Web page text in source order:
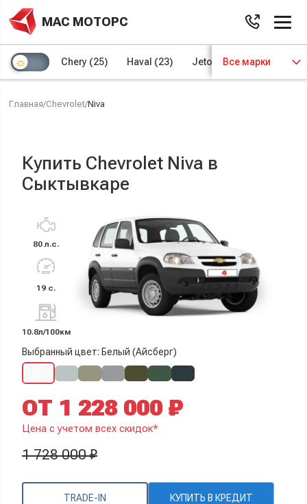
МАС МОТОРС
Chery (25) Haval (23) Jetour (8) Kaiyi (4)
Все марки
Главная/Chevrolet/Niva
Купить Chevrolet Niva в
Сыктывкаре
80 л.с.
19 с.
10.8л/100км
Выбранный цвет: Белый (Айсберг)
TRADE-IN КУПИТЬ В КРЕДИТ
ОТ 1 228 000 ₽
Цена с учетом всех скидок*
1 728 000 ₽